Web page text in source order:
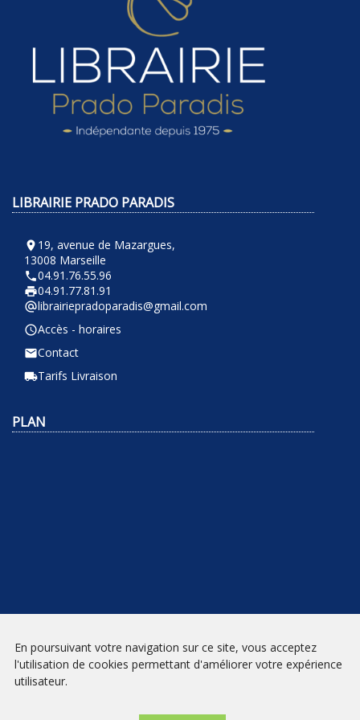
LIBRAIRIE PRADO PARADIS
room 19, avenue de Mazargues,
13008 Marseille
phone04.91.76.55.96
local_printshop04.91.77.81.91
alternate_emaillibrairiepradoparadis@gmail.com
query_builderAccès - horaires
emailContact
local_shippingTarifs Livraison
PLAN
NEWSLETTER
En poursuivant votre navigation sur ce site, vous acceptez
l'utilisation de cookies permettant d'améliorer votre expérience
utilisateur.